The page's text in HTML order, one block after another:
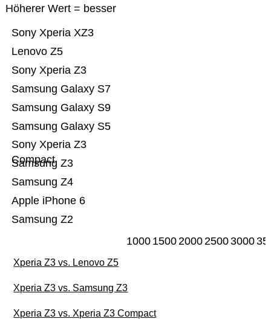
Höherer Wert = besser
Samsung Z2
Apple iPhone 6
Samsung Z4
Samsung Z3
Sony Xperia Z3
Compact
Samsung Galaxy S5
Samsung Galaxy S9
Samsung Galaxy S7
Sony Xperia Z3
Lenovo Z5
Sony Xperia XZ3
1000 1500200025003000
Xperia Z3 vs. Lenovo Z5
Xperia Z3 vs. Samsung Z3
Xperia Z3 vs. Xperia Z3 Compact